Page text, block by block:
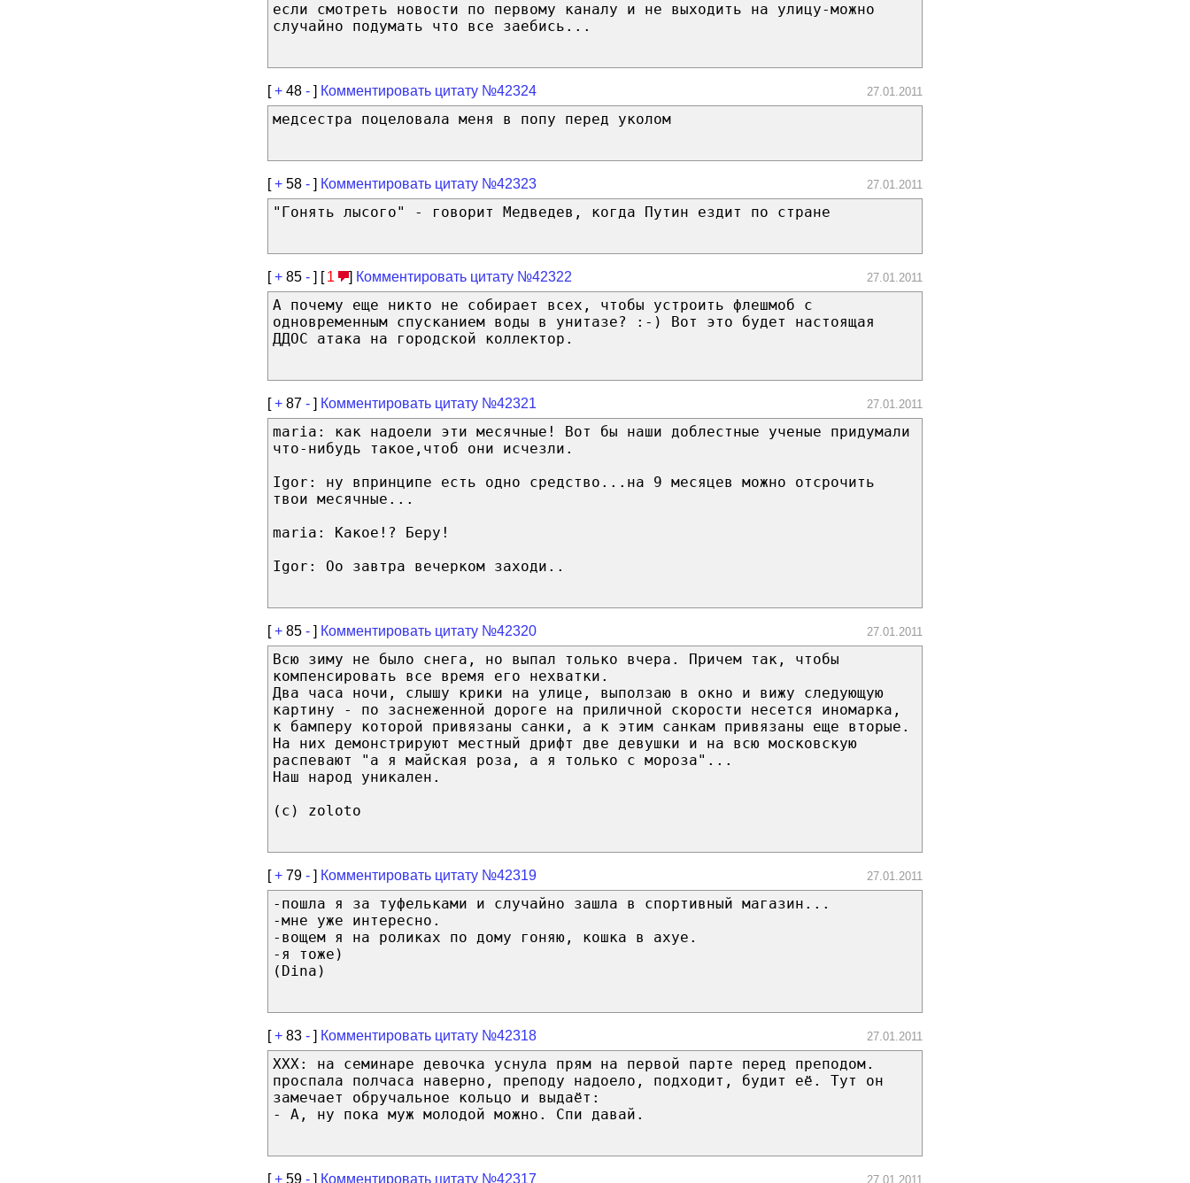
если смотреть новости по первому каналу и не выходить на улицу-можно
случайно подумать что все заебись...
[+ 48 - ] Комментировать цитату №42324 27.01.2011
медсестра поцеловала меня в попу перед уколом
[+ 58 - ] Комментировать цитату №42323 27.01.2011
"Гонять лысого" - говорит Медведев, когда Путин ездит по стране
[+ 85 - ] [ 1 ] Комментировать цитату №42322 27.01.2011
А почему еще никто не собирает всех, чтобы устроить флешмоб с
одновременным спусканием воды в унитазе? :-) Вот это будет настоящая
ДДОС атака на городской коллектор.
[+ 87 - ] Комментировать цитату №42321 27.01.2011
maria: как надоели эти месячные! Вот бы наши доблестные ученые придумали
что-нибудь такое,чтоб они исчезли.
Igor: ну впринципе есть одно средство...на 9 месяцев можно отсрочить
твои месячные...
maria: Какое!? Беру!
Igor: Оо завтра вечерком заходи..
[+ 85 - ] Комментировать цитату №42320 27.01.2011
Всю зиму не было снега, но выпал только вчера. Причем так, чтобы
компенсировать все время его нехватки.
Два часа ночи, слышу крики на улице, выползаю в окно и вижу следующую
картину - по заснеженной дороге на приличной скорости несется иномарка,
к бамперу которой привязаны санки, а к этим санкам привязаны еще вторые.
На них демонстрируют местный дрифт две девушки и на всю московскую
распевают "а я майская роза, а я только с мороза"...
Наш народ уникален.
(с) zoloto
[+ 79 - ] Комментировать цитату №42319 27.01.2011
-пошла я за туфельками и случайно зашла в спортивный магазин...
-мне уже интересно.
-вощем я на роликах по дому гоняю, кошка в ахуе.
-я тоже)
(Dina)
[+ 83 - ] Комментировать цитату №42318 27.01.2011
ХХХ: на семинаре девочка уснула прям на первой парте перед преподом.
проспала полчаса наверно, преподу надоело, подходит, будит её. Тут он
замечает обручальное кольцо и выдаёт:
- А, ну пока муж молодой можно. Спи давай.
[+ 59 - ] Комментировать цитату №42317 27.01.2011